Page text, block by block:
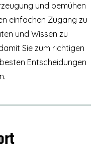
und bemühen
einfachen Zugang zu
und Wissen zu
Sie zum richtigen
Entscheidungen